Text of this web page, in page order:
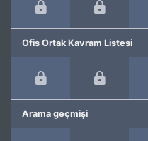
Ofis Ortak Kavram Listesi
Arama geçmişi